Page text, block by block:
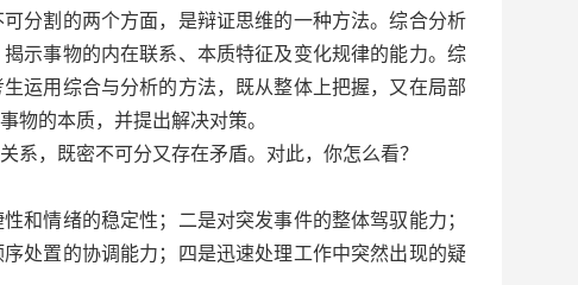
分割的两个方面，是辩证思维的一种方法。综合分析
示事物的内在联系、本质特征及变化规律的能力。综
运用综合与分析的方法，既从整体上把握，又在局部
物的本质，并提出解决对策。
系，既密不可分又存在矛盾。对此，你怎么看？
和情绪的稳定性；二是对突发事件的整体驾驭能力；
处置的协调能力；四是迅速处理工作中突然出现的疑